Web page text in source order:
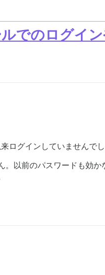
でのログイ
ログインしていませんでし
以前のパスワードも効